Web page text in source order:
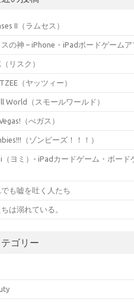
II（ラムセス）
の神 – iPhone・iPadボードゲームア
（リスク）
（ヤッツィー）
World（スモールワールド）
（べガス）
（ゾンビーズ！！！）
（ヨミ）- iPadカードゲーム・ボード
でも嘘を吐く人たち
は溺れている。
テゴリー